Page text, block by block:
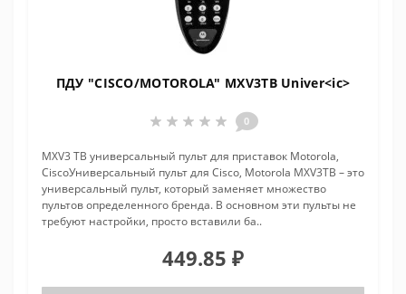
ПДУ "CISCO/MOTOROLA" MXV3ТВ Univer<ic>
0
MXV3 ТВ универсальный пульт для приставок Motorola,
CiscoУниверсальный пульт для Cisco, Motorola MXV3ТВ – это
универсальный пульт, который заменяет множество
пультов определенного бренда. В основном эти пульты не
требуют настройки, просто вставили ба..
449.85 ₽